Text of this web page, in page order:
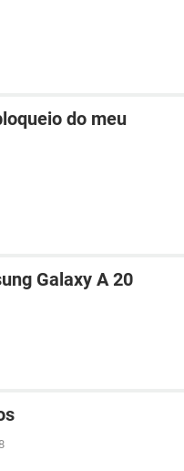
do meu
Galaxy A 20